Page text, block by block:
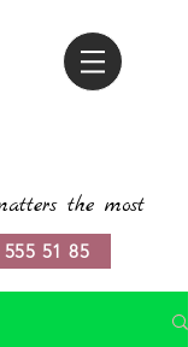
the most
51 85